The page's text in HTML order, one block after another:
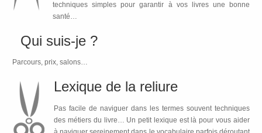
techniques simples pour garantir à vos livres une bonne
santé…
Qui suis-je ?
Parcours, prix, salons…
Lexique de la reliure
Pas facile de naviguer dans les termes souvent techniques
des métiers du livre… Un petit lexique est là pour vous aider